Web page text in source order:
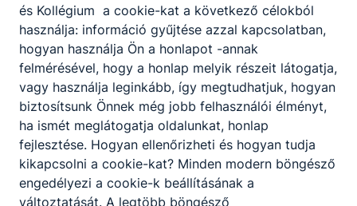
és Kollégium a cookie-kat a következő célokból
használja: információ gyűjtése azzal kapcsolatban,
hogyan használja Ön a honlapot -annak
felmérésével, hogy a honlap melyik részeit látogatja,
vagy használja leginkább, így megtudhatjuk, hogyan
biztosítsunk Önnek még jobb felhasználói élményt,
ha ismét meglátogatja oldalunkat, honlap
fejlesztése. Hogyan ellenőrizheti és hogyan tudja
kikapcsolni a cookie-kat? Minden modern böngésző
engedélyezi a cookie-k beállításának a
változtatását. A legtöbb böngésző